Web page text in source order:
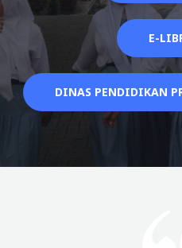
E-
DINAS PENDIDIKAN